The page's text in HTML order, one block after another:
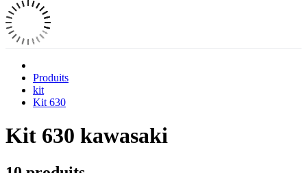
Produits
kit
Kit 630
Kit 630 kawasaki